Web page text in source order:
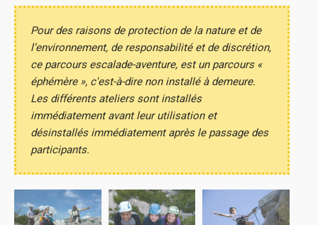
Pour des raisons de protection de la nature et de
l’environnement, de responsabilité et de discrétion,
ce parcours escalade-aventure, est un parcours «
éphémère », c'est-à-dire non installé à demeure.
Les différents ateliers sont installés
immédiatement avant leur utilisation et
désinstallés immédiatement après le passage des
participants.